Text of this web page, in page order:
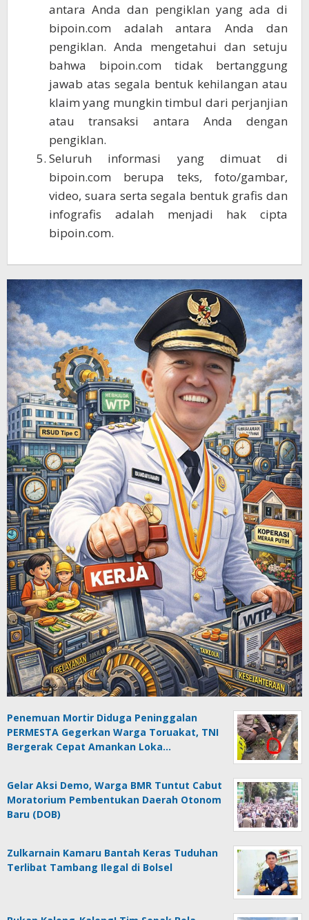
antara Anda dan pengiklan yang ada di
bipoin.com adalah antara Anda dan
pengiklan. Anda mengetahui dan setuju
bahwa bipoin.com tidak bertanggung
jawab atas segala bentuk kehilangan atau
klaim yang mungkin timbul dari perjanjian
atau transaksi antara Anda dengan
pengiklan.
Seluruh informasi yang dimuat di
bipoin.com berupa teks, foto/gambar,
video, suara serta segala bentuk grafis dan
infografis adalah menjadi hak cipta
bipoin.com.
Penemuan Mortir Diduga Peninggalan
PERMESTA Gegerkan Warga Toruakat, TNI
Bergerak Cepat Amankan Loka…
Gelar Aksi Demo, Warga BMR Tuntut Cabut
Moratorium Pembentukan Daerah Otonom
Baru (DOB)
Zulkarnain Kamaru Bantah Keras Tuduhan
Terlibat Tambang Ilegal di Bolsel